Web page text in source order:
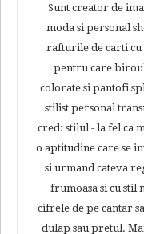
Sunt creator de
moda si personal
rafturile de carti cu
pentru care
colorate si pantofi
stilist personal
cred: stilul - la fel ca
o aptitudine care se
si urmand cateva
frumoasa si cu stil
cifrele de pe cantar
dulap sau pretul.